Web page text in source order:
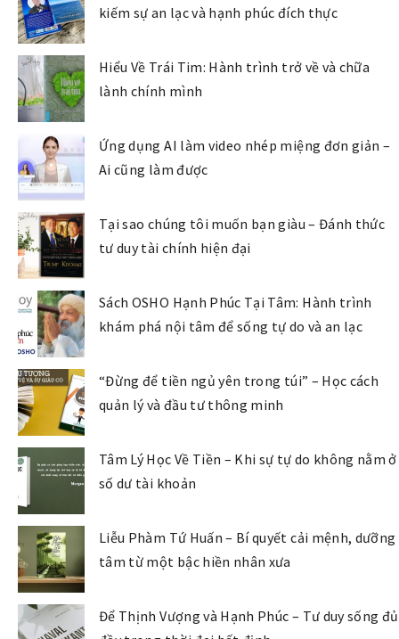
kiếm sự an lạc và hạnh phúc đích thực
Hiểu Về Trái Tim: Hành trình trở về và chữa
lành chính mình
Ứng dụng AI làm video nhép miệng đơn giản –
Ai cũng làm được
Tại sao chúng tôi muốn bạn giàu – Đánh thức
tư duy tài chính hiện đại
Sách OSHO Hạnh Phúc Tại Tâm: Hành trình
khám phá nội tâm để sống tự do và an lạc
“Đừng để tiền ngủ yên trong túi” – Học cách
quản lý và đầu tư thông minh
Tâm Lý Học Về Tiền – Khi sự tự do không nằm ở
số dư tài khoản
Liễu Phàm Tứ Huấn – Bí quyết cải mệnh, dưỡng
tâm từ một bậc hiền nhân xưa
Để Thịnh Vượng và Hạnh Phúc – Tư duy sống đủ